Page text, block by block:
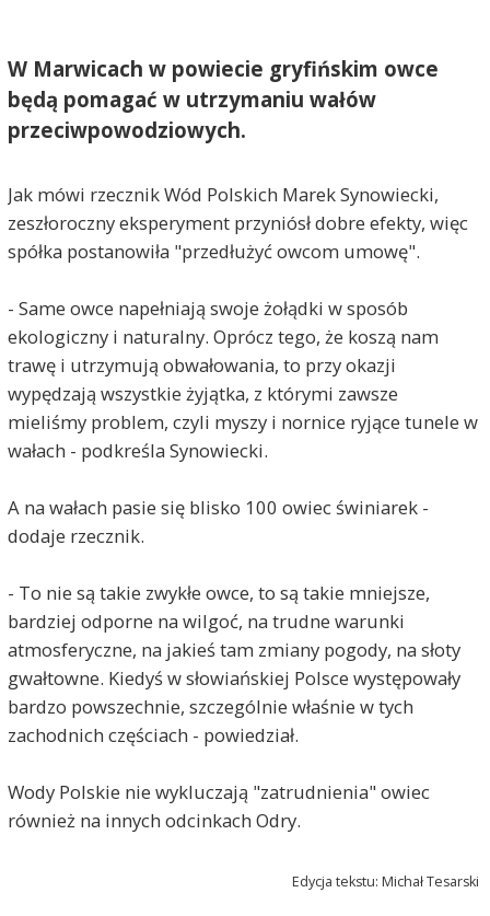
W Marwicach w powiecie gryfińskim owce
będą pomagać w utrzymaniu wałów
przeciwpowodziowych.
Jak mówi rzecznik Wód Polskich Marek Synowiecki,
zeszłoroczny eksperyment przyniósł dobre efekty, więc
spółka postanowiła "przedłużyć owcom umowę".
- Same owce napełniają swoje żołądki w sposób
ekologiczny i naturalny. Oprócz tego, że koszą nam
trawę i utrzymują obwałowania, to przy okazji
wypędzają wszystkie żyjątka, z którymi zawsze
mieliśmy problem, czyli myszy i nornice ryjące tunele w
wałach - podkreśla Synowiecki.
A na wałach pasie się blisko 100 owiec świniarek -
dodaje rzecznik.
- To nie są takie zwykłe owce, to są takie mniejsze,
bardziej odporne na wilgoć, na trudne warunki
atmosferyczne, na jakieś tam zmiany pogody, na słoty
gwałtowne. Kiedyś w słowiańskiej Polsce występowały
bardzo powszechnie, szczególnie właśnie w tych
zachodnich częściach - powiedział.
Wody Polskie nie wykluczają "zatrudnienia" owiec
również na innych odcinkach Odry.
Edycja tekstu: Michał Tesarski